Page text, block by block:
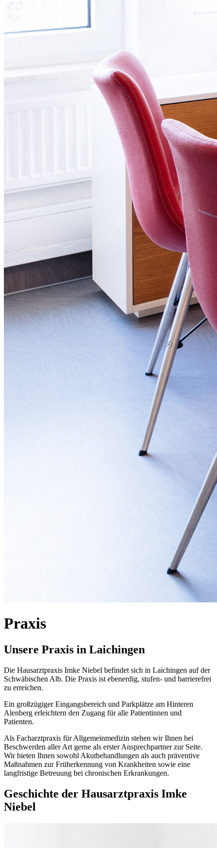
Praxis
Unsere Praxis in Laichingen
Die Hausarztpraxis Imke Niebel befindet sich in Laichingen auf der
Schwäbischen Alb. Die Praxis ist ebenerdig, stufen- und barrierefrei
zu erreichen.
Ein großzügiger Eingangsbereich und Parkplätze am Hinteren
Alenberg erleichtern den Zugang für alle Patientinnen und
Patienten.
Als Facharztpraxis für Allgemeinmedizin stehen wir Ihnen bei
Beschwerden aller Art gerne als erster Ansprechpartner zur Seite.
Wir bieten Ihnen sowohl Akutbehandlungen als auch präventive
Maßnahmen zur Früherkennung von Krankheiten sowie eine
langfristige Betreuung bei chronischen Erkrankungen.
Geschichte der Hausarztpraxis Imke
Niebel